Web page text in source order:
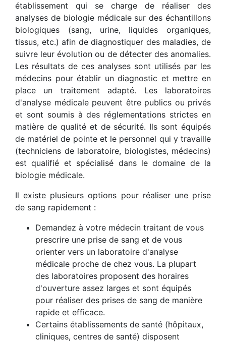
établissement qui se charge de réaliser des
analyses de biologie médicale sur des échantillons
biologiques (sang, urine, liquides organiques,
tissus, etc.) afin de diagnostiquer des maladies, de
suivre leur évolution ou de détecter des anomalies.
Les résultats de ces analyses sont utilisés par les
médecins pour établir un diagnostic et mettre en
place un traitement adapté. Les laboratoires
d'analyse médicale peuvent être publics ou privés
et sont soumis à des réglementations strictes en
matière de qualité et de sécurité. Ils sont équipés
de matériel de pointe et le personnel qui y travaille
(techniciens de laboratoire, biologistes, médecins)
est qualifié et spécialisé dans le domaine de la
biologie médicale.
Il existe plusieurs options pour réaliser une prise
de sang rapidement :
Demandez à votre médecin traitant de vous
prescrire une prise de sang et de vous
orienter vers un laboratoire d'analyse
médicale proche de chez vous. La plupart
des laboratoires proposent des horaires
d'ouverture assez larges et sont équipés
pour réaliser des prises de sang de manière
rapide et efficace.
Certains établissements de santé (hôpitaux,
cliniques, centres de santé) disposent